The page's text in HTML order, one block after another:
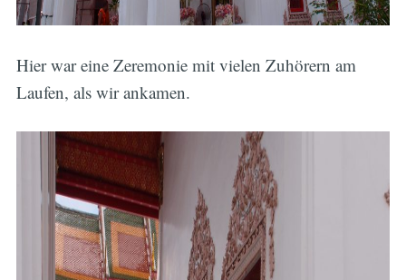
Hier war eine Zeremonie mit vielen Zuhörern am
Laufen, als wir ankamen.